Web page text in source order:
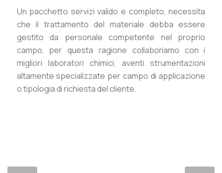
Un pacchetto servizi valido e completo, necessita
che il trattamento del materiale debba essere
gestito da personale competente nel proprio
campo, per questa ragione collaboriamo con i
migliori laboratori chimici, aventi strumentazioni
altamente specializzate per campo di applicazione
o tipologia di richiesta del cliente.